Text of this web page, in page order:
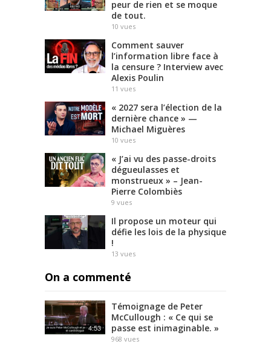
peur de rien et se moque
de tout.
10 vues
Comment sauver
l’information libre face à
la censure ? Interview avec
Alexis Poulin
11 vues
« 2027 sera l’élection de la
dernière chance » —
Michael Miguères
10 vues
« J’ai vu des passe-droits
dégueulasses et
monstrueux » – Jean-
Pierre Colombiès
9 vues
Il propose un moteur qui
défie les lois de la physique
!
13 vues
On a commenté
4:53
Témoignage de Peter
McCullough : « Ce qui se
passe est inimaginable. »
968 vues